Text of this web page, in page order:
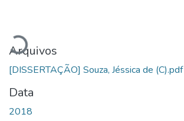
Carregando...
Arquivos
[DISSERTAÇÃO] Souza, Jéssica de (C).pdf
Data
2018